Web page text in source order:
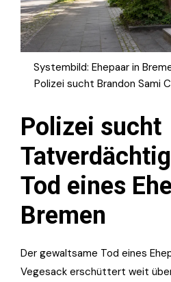
Systembild: Ehepaar in
Polizei sucht Brandon Sami
Polizei sucht
Tod eines
Bremen
Der gewaltsame Tod eines
Vegesack erschüttert weit